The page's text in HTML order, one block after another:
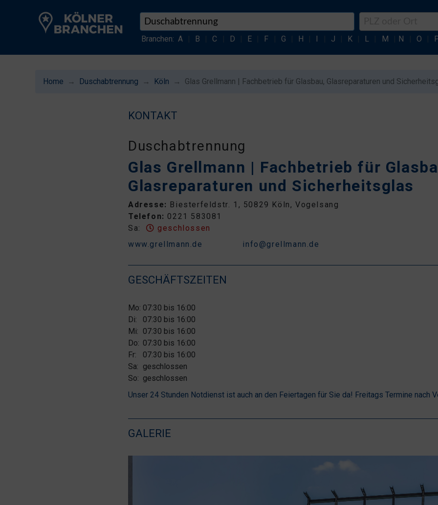
Branchen: A B C D E F G H I J K L M N O
Home Duschabtrennung Köln Glas Grellmann | Fachbetrieb für Glasbau, Glasreparaturen und
KONTAKT
Duschabtrennung
Glas Grellmann | Fachbetrieb für
Glasreparaturen und Sicherheitsglas
Adresse: Biesterfeldstr. 1, 50829 Köln, Vogelsang
Telefon: 0221 583081
Sa:
geschlossen
www.grellmann.de
info@grellmann.de
GESCHÄFTSZEITEN
Mo: 07:30 bis 16:00
Di:
07:30 bis 16:00
Mi: 07:30 bis 16:00
Do: 07:30 bis 16:00
Fr:
07:30 bis 16:00
Sa: geschlossen
So: geschlossen
Unser 24 Stunden Notdienst ist auch an den Feiertagen für Sie da! Freitags Termine nach
GALERIE